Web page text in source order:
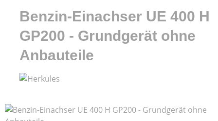
Benzin-Einachser UE 400 H
GP200 - Grundgerät ohne
Anbauteile
Bildergalerie überspringen